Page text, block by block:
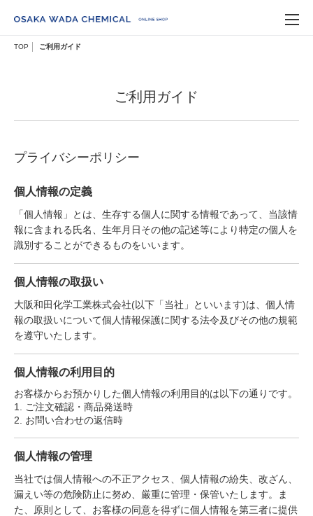
TOP ご利用ガイド
ご利用ガイド
プライバシーポリシー
個人情報の定義
「個人情報」とは、生存する個人に関する情報であって、当該情
報に含まれる氏名、生年月日その他の記述等により特定の個人を
識別することができるものをいいます。
個人情報の取扱い
大阪和田化学工業株式会社(以下「当社」といいます)は、個人情
報の取扱いについて個人情報保護に関する法令及びその他の規範
を遵守いたします。
個人情報の利用目的
お客様からお預かりした個人情報の利用目的は以下の通りです。
1. ご注文確認・商品発送時
2. お問い合わせの返信時
個人情報の管理
当社では個人情報への不正アクセス、個人情報の紛失、改ざん、
漏えい等の危険防止に努め、厳重に管理・保管いたします。ま
た、原則として、お客様の同意を得ずに個人情報を第三者に提供